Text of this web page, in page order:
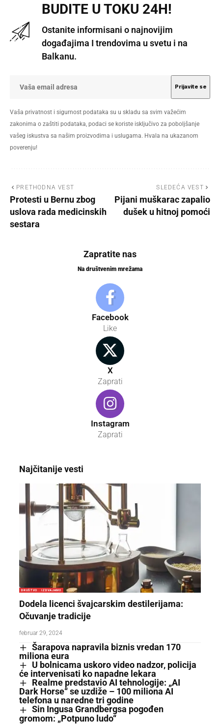
BUDITE U TOKU 24H!
Ostanite informisani o najnovijim
događajima I trendovima u svetu i na
Balkanu.
Vaša privatnost i sigurnost podataka su u skladu sa svim važećim
zakonima o zaštiti podataka, podaci se koriste isključivo za poboljšanje
vašeg iskustva sa našim proizvodima i uslugama. Hvala na ukazanom
poverenju!
PRETHODNA VEST
Protesti u Bernu zbog
uslova rada medicinskih
sestara
SLEDEĆA VEST
Pijani muškarac zapalio
dušek u hitnoj pomoći
Zapratite nas
Na društvenim mrežama
Facebook
Like
X
Zaprati
Instagram
Zaprati
Najčitanije vesti
DRUŠTVO IZDVAJAMO
Dodela licenci švajcarskim destilerijama:
Očuvanje tradicije
februar 29, 2024
Šarapova napravila biznis vredan 170
miliona eura
U bolnicama uskoro video nadzor, policija
će intervenisati ko napadne lekara
Realme predstavio AI tehnologije: „AI
Dark Horse“ se uzdiže – 100 miliona AI
telefona u naredne tri godine
Sin Ingusa Grandbergsa pogođen
gromom: „Potpuno ludo“